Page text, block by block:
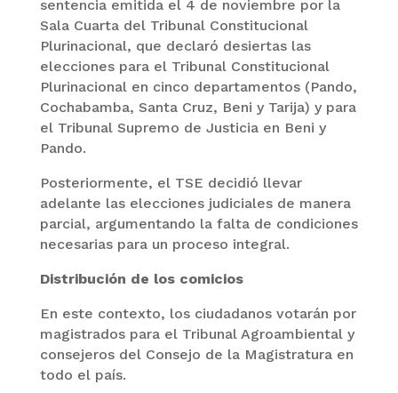
sentencia emitida el 4 de noviembre por la
Sala Cuarta del Tribunal Constitucional
Plurinacional, que declaró desiertas las
elecciones para el Tribunal Constitucional
Plurinacional en cinco departamentos (Pando,
Cochabamba, Santa Cruz, Beni y Tarija) y para
el Tribunal Supremo de Justicia en Beni y
Pando.
Posteriormente, el TSE decidió llevar
adelante las elecciones judiciales de manera
parcial, argumentando la falta de condiciones
necesarias para un proceso integral.
Distribución de los comicios
En este contexto, los ciudadanos votarán por
magistrados para el Tribunal Agroambiental y
consejeros del Consejo de la Magistratura en
todo el país.